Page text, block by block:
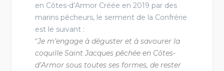
en Côtes-d’Armor Créée en 2019 par des
marins pêcheurs, le serment de la Confrérie
est le suivant :
“Je m’engage à déguster et à savourer la
coquille Saint Jacques pêchée en Côtes-
d’Armor sous toutes ses formes, de rester